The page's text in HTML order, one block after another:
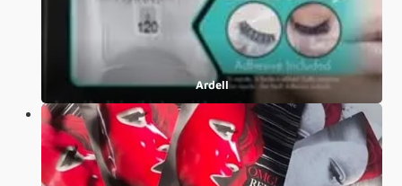
Ardell